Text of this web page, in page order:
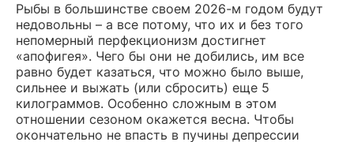
Рыбы в большинстве своем 2026-м годом будут
недовольны – а все потому, что их и без того
непомерный перфекционизм достигнет
«апофигея». Чего бы они не добились, им все
равно будет казаться, что можно было выше,
сильнее и выжать (или сбросить) еще 5
килограммов. Особенно сложным в этом
отношении сезоном окажется весна. Чтобы
окончательно не впасть в пучины депрессии